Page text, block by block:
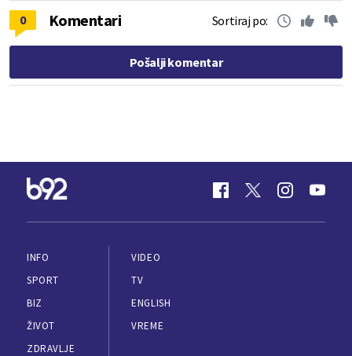
0 Komentari Sortiraj po:
Pošalji komentar
INFO
SPORT
BIZ
ŽIVOT
ZDRAVLJE
VIDEO
TV
ENGLISH
VREME